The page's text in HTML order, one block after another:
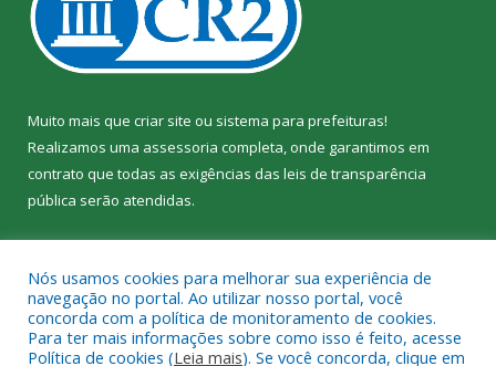
Muito mais que criar site ou sistema para prefeituras!
Realizamos uma assessoria completa, onde garantimos em
contrato que todas as exigências das leis de transparência
pública serão atendidas.
Nós usamos cookies para melhorar sua experiência de
navegação no portal. Ao utilizar nosso portal, você
concorda com a política de monitoramento de cookies.
Para ter mais informações sobre como isso é feito, acesse
Política de cookies (Leia mais). Se você concorda, clique em